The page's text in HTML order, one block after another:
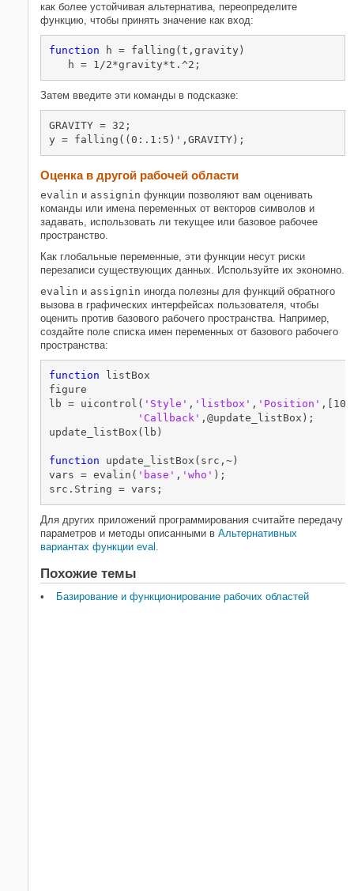
как более устойчивая альтернатива, переопределите
функцию, чтобы принять значение как вход:
function h = falling(t,gravity)
   h = 1/2*gravity*t.^2;
Затем введите эти команды в подсказке:
GRAVITY = 32;
y = falling((0:.1:5)',GRAVITY);
Оценка в другой рабочей области
evalin и assignin функции позволяют вам оценивать
команды или имена переменных от векторов символов и
задавать, использовать ли текущее или базовое рабочее
пространство.
Как глобальные переменные, эти функции несут риски
перезаписи существующих данных. Используйте их экономно.
evalin и assignin иногда полезны для функций обратного
вызова в графических интерфейсах пользователя, чтобы
оценить против базового рабочего пространства. Например,
создайте поле списка имен переменных от базового рабочего
пространства:
function listBox
figure
lb = uicontrol( 'Style' , 'listbox' , 'Position' ,[10
'Callback' ,@update_listBox);
update_listBox(lb)
function update_listBox(src,~)
vars = evalin( 'base' , 'who' );
src.String = vars;
Для других приложений программирования считайте передачу
параметров и методы описанными в Альтернативных
вариантах функции eval .
Похожие темы
Базирование и функционирование рабочих областей